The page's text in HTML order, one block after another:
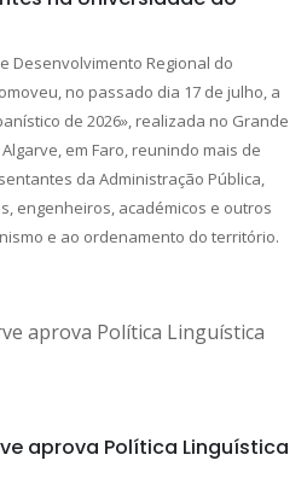
Desenvolvimento Regional do
no passado dia 17 de julho, a
de 2026», realizada no Grande
em Faro, reunindo mais de
da Administração Pública,
engenheiros, académicos e outros
e ao ordenamento do território.
aprova Política Linguística